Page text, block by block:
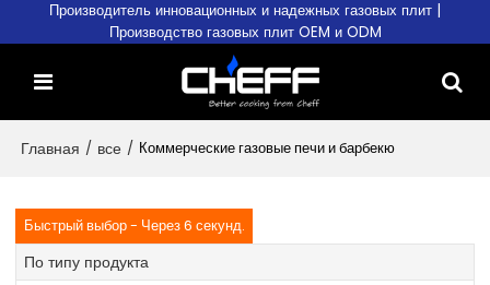
Производитель инновационных и надежных газовых плит |
Производство газовых плит OEM и ODM
Главная / все / Коммерческие газовые печи и барбекю
Быстрый выбор - Через 6 секунд.
По типу продукта